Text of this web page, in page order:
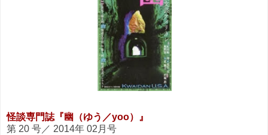
怪談専門誌『幽（ゆう／yoo）』
第 20 号／ 2014年 02月号